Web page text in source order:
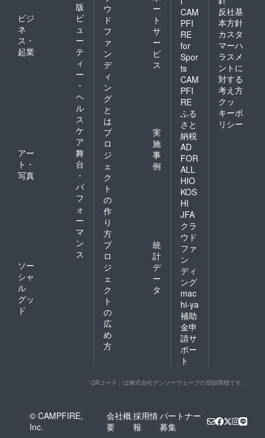
版
ビジ
ネ
ス・
起業
ビ
ュ
ー
テ
ィ
ー
・
ヘ
ル
ス
ケ
ア
アー
ト・
写真
舞
台
・
パ
フ
ォ
ー
マ
ン
ス
ソー
シャ
ル
グッ
ド
ウ
ド
フ
ァ
ン
デ
ィ
ン
グ
と
は
ー
ト
サ
ー
ビ
ス
プ
ロ
ジ
ェ
ク
ト
の
作
り
方
実
施
事
例
プ
ロ
ジ
ェ
ク
ト
の
広
め
方
統
計
デ
ー
タ
CAM
PFI
RE
for
Spor
ts
CAM
PFI
RE
ふる
さと
納税
AD
FOR
ALL
HIO
KOS
HI
JFA
クラ
ウド
ファ
ン
ディ
ング
mac
hi-ya
補助
金申
請サ
ポー
ト
反社基
本方針
カスタ
マーハ
ラスメ
ントに
対する
考え方
クッ
キーポ
リシー
「QRコード」は株式会社デンソーウェーブの登録商標です。
© CAMPFIRE,
Inc.
会社概
要
採用情
報
パートナー
募集